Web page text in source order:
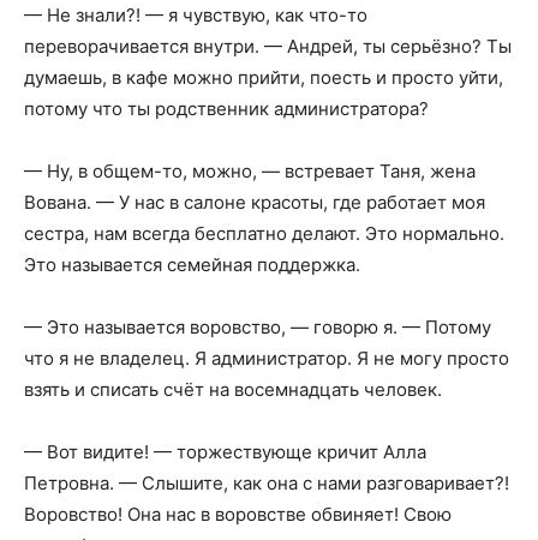
— Не знали?! — я чувствую, как что-то
переворачивается внутри. — Андрей, ты серьёзно? Ты
думаешь, в кафе можно прийти, поесть и просто уйти,
потому что ты родственник администратора?
— Ну, в общем-то, можно, — встревает Таня, жена
Вована. — У нас в салоне красоты, где работает моя
сестра, нам всегда бесплатно делают. Это нормально.
Это называется семейная поддержка.
— Это называется воровство, — говорю я. — Потому
что я не владелец. Я администратор. Я не могу просто
взять и списать счёт на восемнадцать человек.
— Вот видите! — торжествующе кричит Алла
Петровна. — Слышите, как она с нами разговаривает?!
Воровство! Она нас в воровстве обвиняет! Свою